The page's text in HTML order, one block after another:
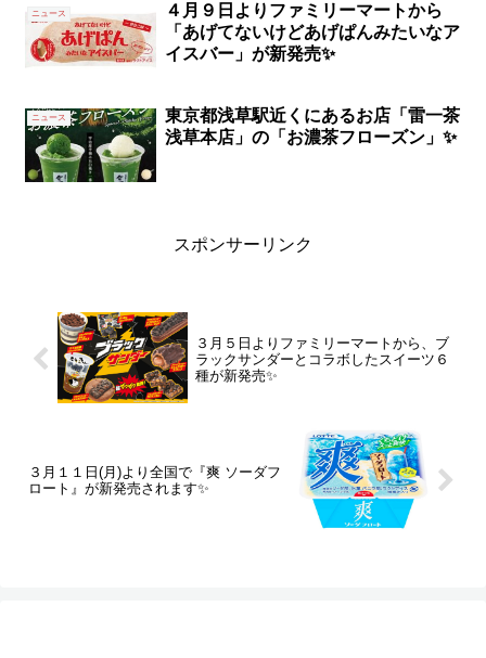
ニュース
４月９日よりファミリーマートから
「あげてないけどあげぱんみたいなア
イスバー」が新発売✨
ニュース
東京都浅草駅近くにあるお店「雷一茶
浅草本店」の「お濃茶フローズン」✨
スポンサーリンク
３月５日よりファミリーマートから、ブ
ラックサンダーとコラボしたスイーツ６
種が新発売✨
３月１１日(月)より全国で『爽 ソーダフ
ロート』が新発売されます✨